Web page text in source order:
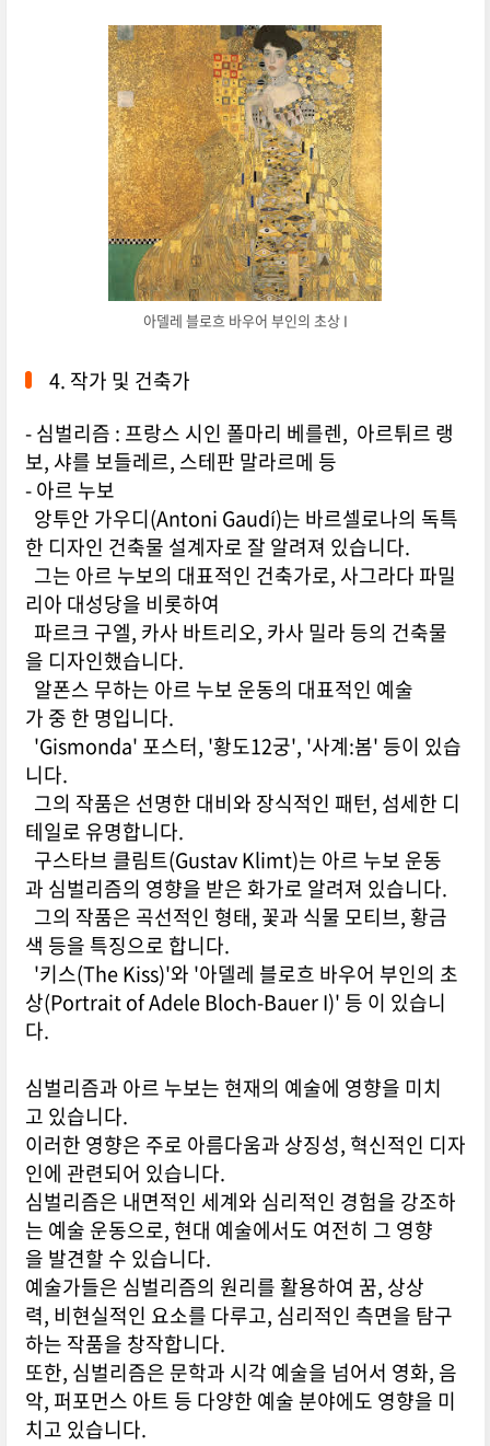
아델레 블로흐 바우어 부인의 초상 I
4. 작가 및 건축가
- 심벌리즘 : 프랑스 시인 폴마리 베를렌, 아르튀르 랭
보, 샤를 보들레르, 스테판 말라르메 등
- 아르 누보
앙투안 가우디(Antoni Gaudí)는 바르셀로나의 독특
한 디자인 건축물 설계자로 잘 알려져 있습니다.
그는 아르 누보의 대표적인 건축가로, 사그라다 파밀
리아 대성당을 비롯하여
파르크 구엘, 카사 바트리오, 카사 밀라 등의 건축물
을 디자인했습니다.
알폰스 무하는 아르 누보 운동의 대표적인 예술
가 중 한 명입니다.
'Gismonda' 포스터, '황도12궁', '사계:봄' 등이 있습
니다.
그의 작품은 선명한 대비와 장식적인 패턴, 섬세한 디
테일로 유명합니다.
구스타브 클림트(Gustav Klimt)는 아르 누보 운동
과 심벌리즘의 영향을 받은 화가로 알려져 있습니다.
그의 작품은 곡선적인 형태, 꽃과 식물 모티브, 황금
색 등을 특징으로 합니다.
'키스(The Kiss)'와 '아델레 블로흐 바우어 부인의 초
상(Portrait of Adele Bloch-Bauer I)' 등 이 있습니
다.
심벌리즘과 아르 누보는 현재의 예술에 영향을 미치
고 있습니다.
이러한 영향은 주로 아름다움과 상징성, 혁신적인 디자
인에 관련되어 있습니다.
심벌리즘은 내면적인 세계와 심리적인 경험을 강조하
는 예술 운동으로, 현대 예술에서도 여전히 그 영향
을 발견할 수 있습니다.
예술가들은 심벌리즘의 원리를 활용하여 꿈, 상상
력, 비현실적인 요소를 다루고, 심리적인 측면을 탐구
하는 작품을 창작합니다.
또한, 심벌리즘은 문학과 시각 예술을 넘어서 영화, 음
악, 퍼포먼스 아트 등 다양한 예술 분야에도 영향을 미
치고 있습니다.